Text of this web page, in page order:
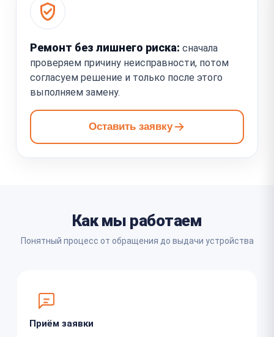
Ремонт без лишнего риска: сначала
проверяем причину неисправности, потом
согласуем решение и только после этого
выполняем замену.
Оставить заявку
Как мы работаем
Понятный процесс от обращения до выдачи устройства
Приём заявки